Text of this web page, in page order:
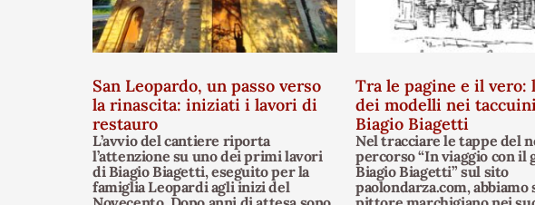
San Leopardo, un passo verso
la rinascita: iniziati i lavori di
restauro
L’avvio del cantiere riporta
l’attenzione su uno dei primi lavori
di Biagio Biagetti, eseguito per la
famiglia Leopardi agli inizi del
Tra le pagine e il vero:
dei modelli nei
Biagio Biagetti
Nel tracciare le tappe del
percorso “In viaggio con il
Biagio Biagetti” sul sito
paolondarza.com, abbiamo